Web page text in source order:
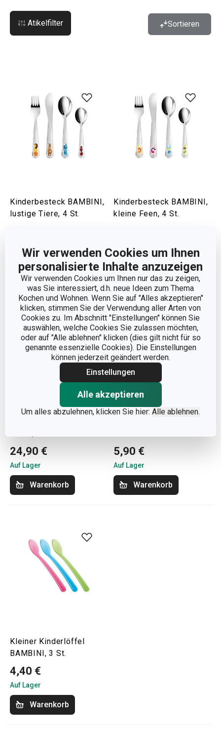
Wir verwenden Cookies um Ihnen
personalisierte Inhalte anzuzeigen
Wir verwenden Cookies um Ihnen nur das zu zeigen,
was Sie interessiert, d.h. neue Ideen zum Thema
Kochen und Wohnen. Wenn Sie auf "Alles akzeptieren"
klicken, stimmen Sie der Verwendung aller Arten von
Cookies zu. Im Abschnitt "Einstellungen" können Sie
auswählen, welche Cookies Sie zulassen möchten,
oder auf "Alle ablehnen" klicken (dies gilt nicht für so
genannte essenzielle Cookies). Die Einstellungen
können jederzeit geändert werden.
Einstellungen
Alle akzeptieren
Um alles abzulehnen, klicken Sie hier: Alle ablehnen.
Atikelfilter Sortieren
Kinderbesteck BAMBINI,
lustige Tiere, 4 St.
Warenkorb
Kinderbesteck BAMBINI,
kleine Feen, 4 St.
Warenkorb
24,90 €
Auf Lager
Warenkorb
5,90 €
Auf Lager
Warenkorb
Kleiner Kinderlöffel
BAMBINI, 3 St.
4,40 €
Auf Lager
Warenkorb